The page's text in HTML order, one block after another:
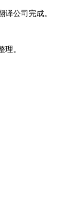
译公司完成。
理。